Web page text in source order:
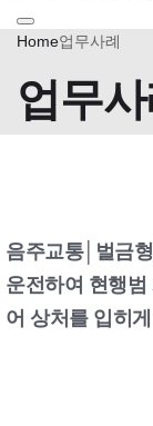
Home업무사례
업무
음주교통│벌금
운전하여 현행
어 상처를 입히